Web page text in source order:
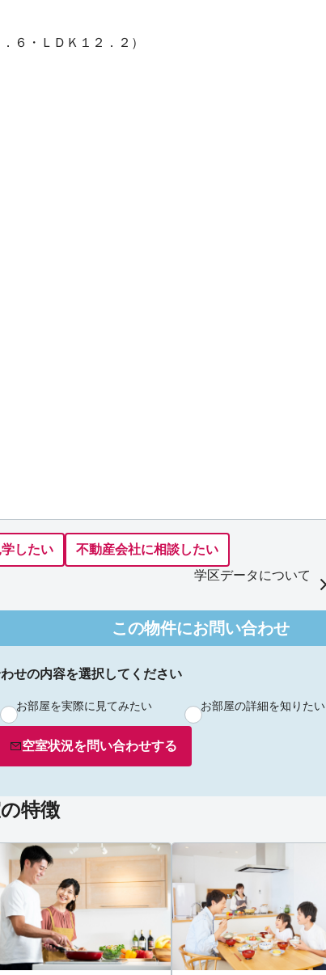
６・ＬＤＫ１２．２）
したい
不動産会社に相談したい
学区データについて
この物件にお問い合わせ
せの内容を選択してください
お部屋を実際に見てみたい お部屋の詳細を知りたい
空室状況を問い合わせする
特徴